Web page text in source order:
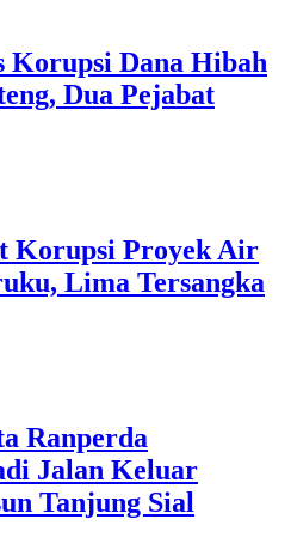
Korupsi Dana Hibah
Dua Pejabat
Korupsi Proyek Air
Lima Tersangka
Ranperda
Jalan Keluar
Tanjung Sial